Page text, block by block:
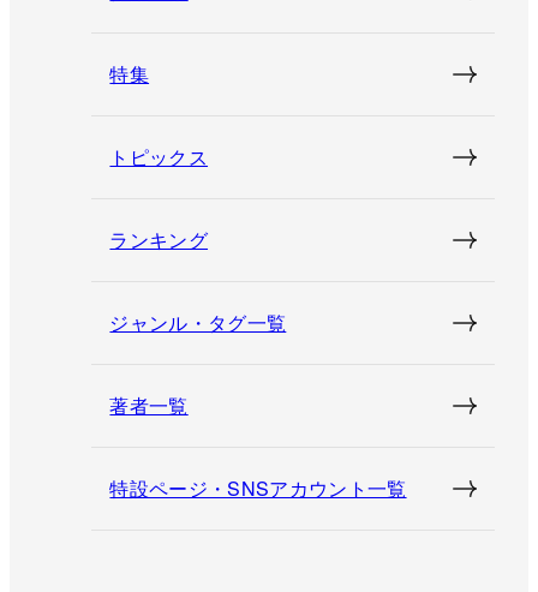
特集
トピックス
ランキング
ジャンル・タグ一覧
著者一覧
特設ページ・SNSアカウント一覧